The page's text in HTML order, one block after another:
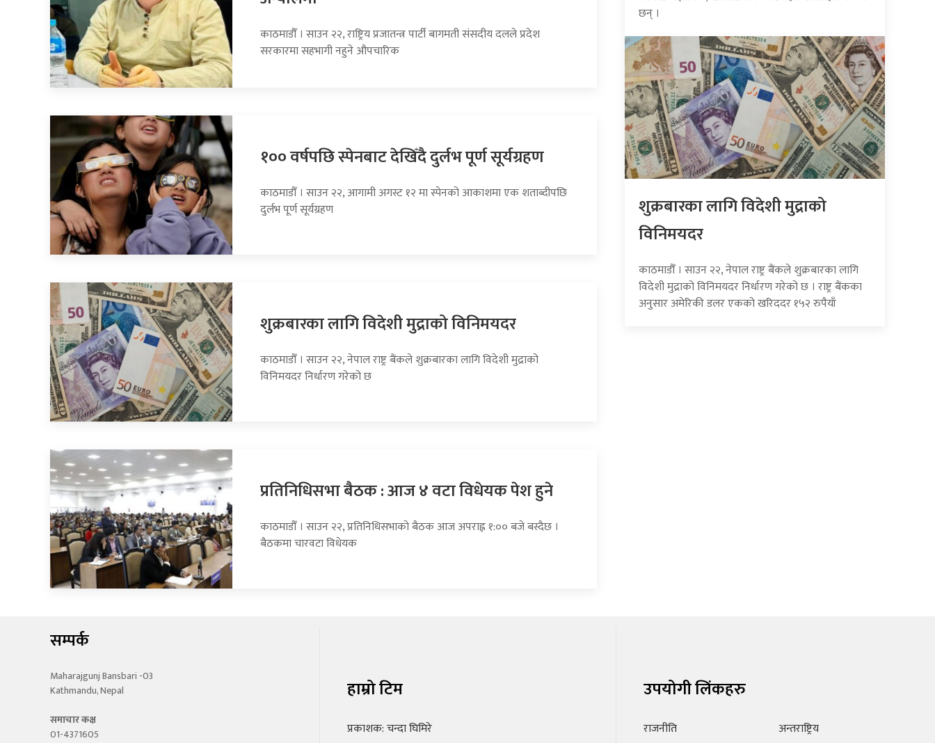
काठमाडौँ । साउन २२, राष्ट्रिय प्रजातन्त्र पार्टी बागमती संसदीय दलले प्रदेश
सरकारमा सहभागी नहुने औपचारिक
१०० वर्षपछि स्पेनबाट देखिँदै दुर्लभ पूर्ण सूर्यग्रहण
काठमाडौँ । साउन २२, आगामी अगस्ट १२ मा स्पेनको आकाशमा एक शताब्दीपछि
दुर्लभ पूर्ण सूर्यग्रहण
शुक्रबारका लागि विदेशी मुद्राको विनिमयदर
काठमाडौँ । साउन २२, नेपाल राष्ट्र बैंकले शुक्रबारका लागि विदेशी मुद्राको
विनिमयदर निर्धारण गरेको छ
प्रतिनिधिसभा बैठक : आज ४ वटा विधेयक पेश हुने
काठमाडौँ । साउन २२, प्रतिनिधिसभाको बैठक आज अपराह्न १:०० बजे बस्दैछ ।
बैठकमा चारवटा विधेयक
छन् ।
शुक्रबारका लागि विदेशी मुद्राको
विनिमयदर
काठमाडौँ । साउन २२, नेपाल राष्ट्र बैंकले शुक्रबारका लागि
विदेशी मुद्राको विनिमयदर निर्धारण गरेको छ । राष्ट्र बैंकका
अनुसार अमेरिकी डलर एकको खरिददर १५२ रुपैयाँ
सम्पर्क
Maharajgunj Bansbari -03
Kathmandu, Nepal
समाचार कक्ष
01-4371605
हाम्रो टिम
प्रकाशक: चन्दा घिमिरे
उपयोगी लिंकहरु
राजनीति अन्तराष्ट्रिय